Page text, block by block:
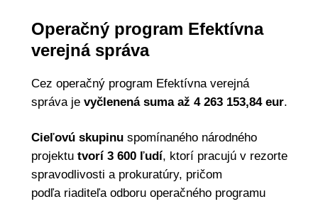
Operačný program Efektívna
verejná správa
Cez operačný program Efektívna verejná
správa je vyčlenená suma až 4 263 153,84 eur.
Cieľovú skupinuspomínaného národného
projektu tvorí 3 600 ľudí, ktorí pracujú v rezorte
spravodlivosti a prokuratúry, pričom
podľa riaditeľa odboru operačného programu